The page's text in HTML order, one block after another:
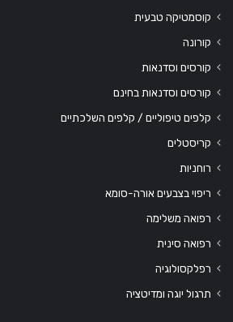
קוסמטיקה טבעית
קורונה
קורסים וסדנאות
קורסים וסדנאות בחינם
קלפים טיפוליים / קלפים השלכתיים
קריסטלים
רוחניות
ריפוי בצבעים אורה-סומא
רפואה משלימה
רפואה סינית
רפלקסולוגיה
תרגול יוגה ומדיטציה